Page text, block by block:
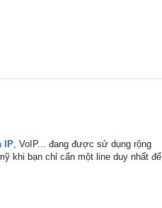
IP , VoIP... đang được sử dụng rộng
khi bạn chỉ cẩn một line duy nhất để